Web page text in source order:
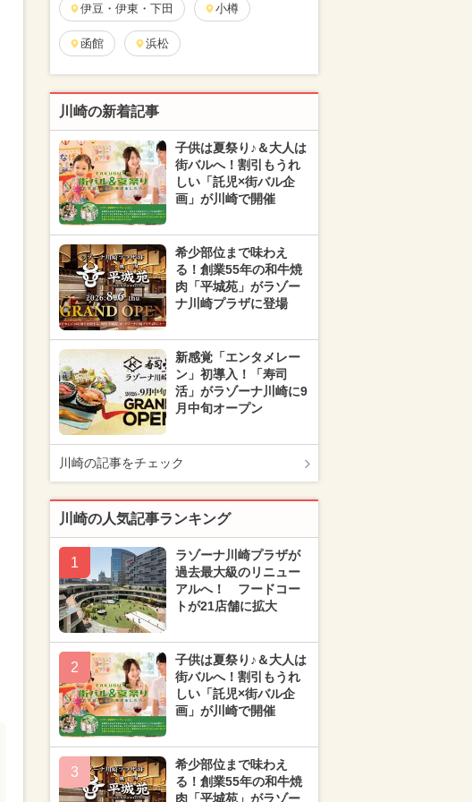
伊豆・伊東・下田 小樽
函館 浜松
川崎の新着記事
子供は夏祭り♪＆大人は
街バルへ！割引もうれ
しい「託児×街バル企
画」が川崎で開催
希少部位まで味わえ
る！創業55年の和牛焼
肉「平城苑」がラゾー
ナ川崎プラザに登場
新感覚「エンタメレー
ン」初導入！「寿司
活」がラゾーナ川崎に9
月中旬オープン
川崎の記事をチェック
川崎の人気記事ランキング
1
ラゾーナ川崎プラザが
過去最大級のリニュー
アルへ！ フードコー
トが21店舗に拡大
2
子供は夏祭り♪＆大人は
街バルへ！割引もうれ
しい「託児×街バル企
画」が川崎で開催
3
希少部位まで味わえ
る！創業55年の和牛焼
肉「平城苑」がラゾー